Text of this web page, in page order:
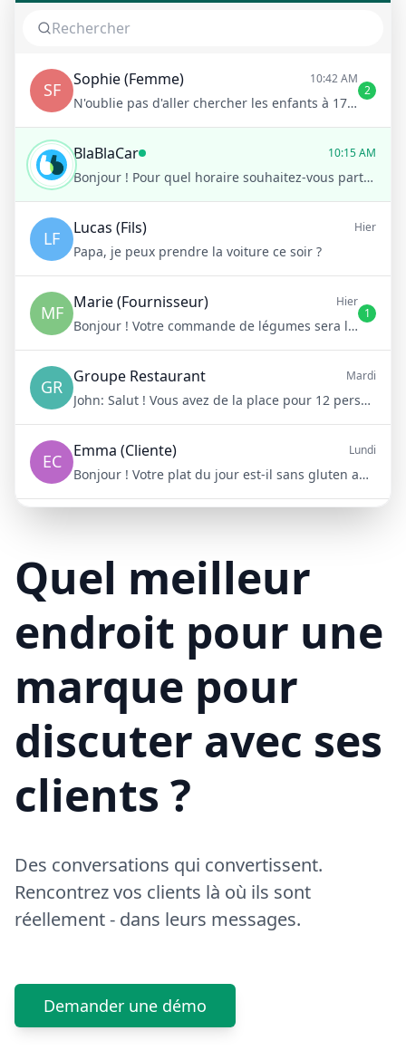
Quel meilleur
endroit pour une
marque pour
discuter avec ses
clients ?
Des conversations qui convertissent.
Rencontrez vos clients là où ils sont
réellement - dans leurs messages.
Demander une démo
SF Sophie (Femme) 10:42 AM
N'oublie pas d'aller chercher les enfants à 17h !
2
BlaBlaCar 10:15 AM
Bonjour ! Pour quel horaire souhaitez-vous partir ?
LF Lucas (Fils) Hier
Papa, je peux prendre la voiture ce soir ?
MF Marie (Fournisseur) Hier
Bonjour ! Votre commande de légumes sera livrée demain matin à 8h
1
GR Groupe Restaurant Mardi
John: Salut ! Vous avez de la place pour 12 personnes samedi soir ?
EC Emma (Cliente) Lundi
Bonjour ! Votre plat du jour est-il sans gluten aujourd'hui ?